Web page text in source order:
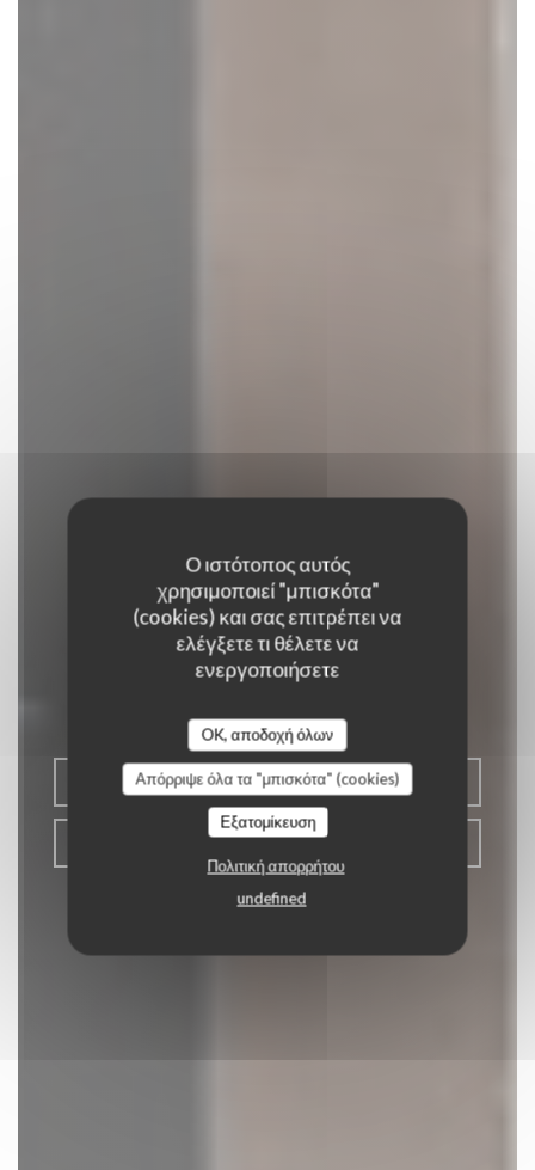
Ο ιστότοπος αυτός
χρησιμοποιεί "μπισκότα"
(cookies) και σας επιτρέπει να
ελέγξετε τι θέλετε να
ενεργοποιήσετε
OK, αποδοχή όλων
Απόρριψε όλα τα "μπισκότα" (cookies)
Εξατομίκευση
Πολιτική απορρήτου
undefined
L'Orangerie Paris
ΠΑΡΑΔΟΣΙΑΚΌ ΓΑΛΛΙΚΌ ΕΣΤΙΑΤΌΡΙΟ
ΚΆΝΤΕ ΚΡΆΤΗΣΗ ΤΡΑΠΕΖΙΟΎ
ΠΑΊΡΝΩ ΜΑΚΡΙΆ